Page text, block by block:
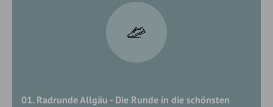
01. Radrunde Allgäu - Die Runde in die schönsten